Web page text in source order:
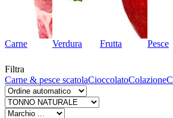
Carne Verdura Frutta Pesce
Filtra
Carne & pesce scatolaCioccolatoColazione